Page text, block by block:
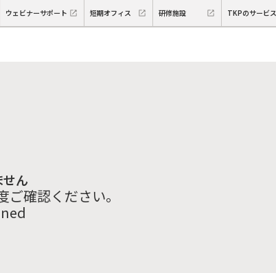
ウェビナーサポート 短期オフィス 研修施設 TKPのサービ
ん
確認ください。